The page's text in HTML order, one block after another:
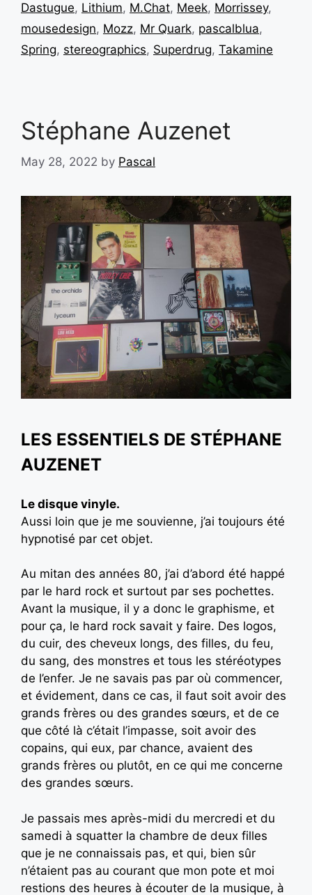
Dastugue, Lithium, M.Chat, Meek, Morrissey,
mousedesign, Mozz, Mr Quark, pascalblua,
Spring, stereographics, Superdrug, Takamine
Stéphane Auzenet
May 28, 2022 by Pascal
LES ESSENTIELS DE STÉPHANE
AUZENET
Le disque vinyle.
Aussi loin que je me souvienne, j’ai toujours été
hypnotisé par cet objet.
Au mitan des années 80, j’ai d’abord été happé
par le hard rock et surtout par ses pochettes.
Avant la musique, il y a donc le graphisme, et
pour ça, le hard rock savait y faire. Des logos,
du cuir, des cheveux longs, des filles, du feu,
du sang, des monstres et tous les stéréotypes
de l’enfer. Je ne savais pas par où commencer,
et évidement, dans ce cas, il faut soit avoir des
grands frères ou des grandes sœurs, et de ce
que côté là c’était l’impasse, soit avoir des
copains, qui eux, par chance, avaient des
grands frères ou plutôt, en ce qui me concerne
des grandes sœurs.
Je passais mes après-midi du mercredi et du
samedi à squatter la chambre de deux filles
que je ne connaissais pas, et qui, bien sûr
n’étaient pas au courant que mon pote et moi
restions des heures à écouter de la musique, à